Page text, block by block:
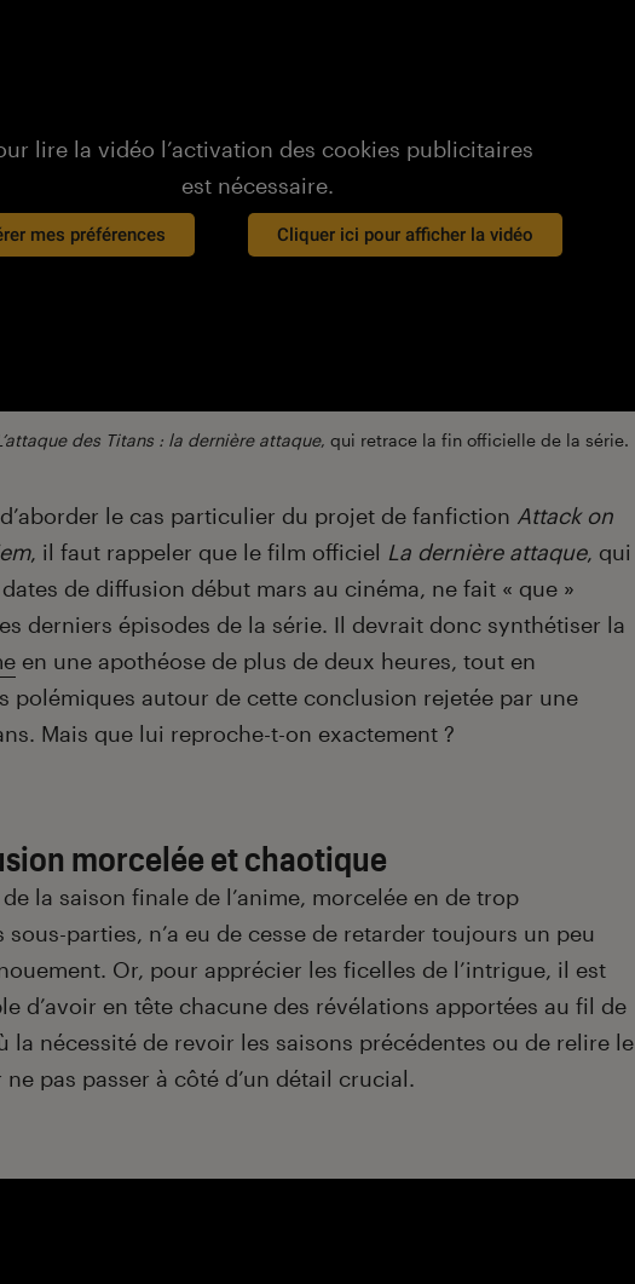
lire la vidéo l’activation des cookies publicitaires
est nécessaire.
mes préférences Cliquer ici pour afficher la vidéo
des Titans : la dernière attaque, qui retrace la fin officielle de la série.
le cas particulier du projet de fanfiction Attack on
, il faut rappeler que le film officiel La dernière attaque, qui
dates de diffusion début mars au cinéma, ne fait « que »
derniers épisodes de la série. Il devrait donc synthétiser la
en une apothéose de plus de deux heures, tout en
polémiques autour de cette conclusion rejetée par une
Mais que lui reproche-t-on exactement ?
morcelée et chaotique
la saison finale de l’anime, morcelée en de trop
sous-parties, n’a eu de cesse de retarder toujours un peu
Or, pour apprécier les ficelles de l’intrigue, il est
d’avoir en tête chacune des révélations apportées au fil de
la nécessité de revoir les saisons précédentes ou de relire le
pas passer à côté d’un détail crucial.